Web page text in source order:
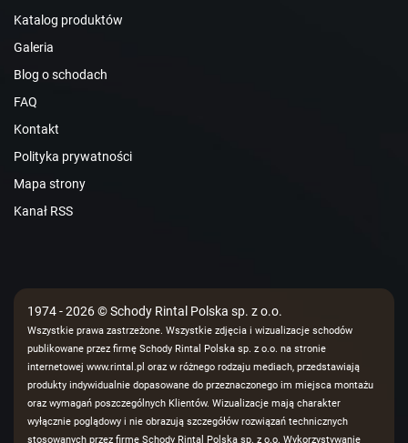
Katalog produktów
Galeria
Blog o schodach
FAQ
Kontakt
Polityka prywatności
Mapa strony
Kanał RSS
1974 - 2026 © Schody Rintal Polska sp. z o.o.
Wszystkie prawa zastrzeżone. Wszystkie zdjęcia i wizualizacje schodów
publikowane przez firmę Schody Rintal Polska sp. z o.o. na stronie
internetowej www.rintal.pl oraz w różnego rodzaju mediach, przedstawiają
produkty indywidualnie dopasowane do przeznaczonego im miejsca montażu
oraz wymagań poszczególnych Klientów. Wizualizacje mają charakter
wyłącznie poglądowy i nie obrazują szczegółów rozwiązań technicznych
stosowanych przez firmę Schody Rintal Polska sp. z o.o. Wykorzystywanie